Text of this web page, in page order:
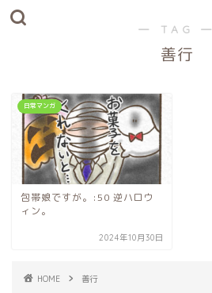
― TAG ―
善行
日常マンガ
包帯娘ですが。:50 逆ハロウ
ィン。
2024年10月30日
HOME 善行